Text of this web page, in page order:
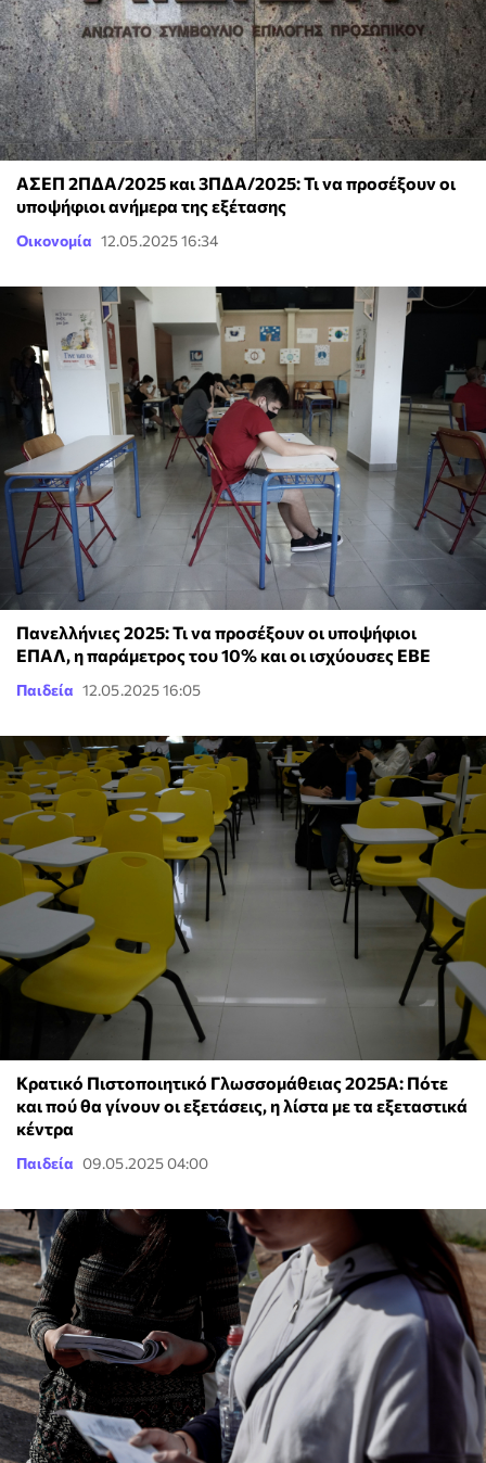
ΑΣΕΠ 2ΠΔΑ/2025 και 3ΠΔΑ/2025: Τι να προσέξουν οι
υποψήφιοι ανήμερα της εξέτασης
Οικονομία 12.05.2025 16:34
Πανελλήνιες 2025: Τι να προσέξουν οι υποψήφιοι
ΕΠΑΛ, η παράμετρος του 10% και οι ισχύουσες ΕΒΕ
Παιδεία 12.05.2025 16:05
Κρατικό Πιστοποιητικό Γλωσσομάθειας 2025Α: Πότε
και πού θα γίνουν οι εξετάσεις, η λίστα με τα εξεταστικά
κέντρα
Παιδεία 09.05.2025 04:00